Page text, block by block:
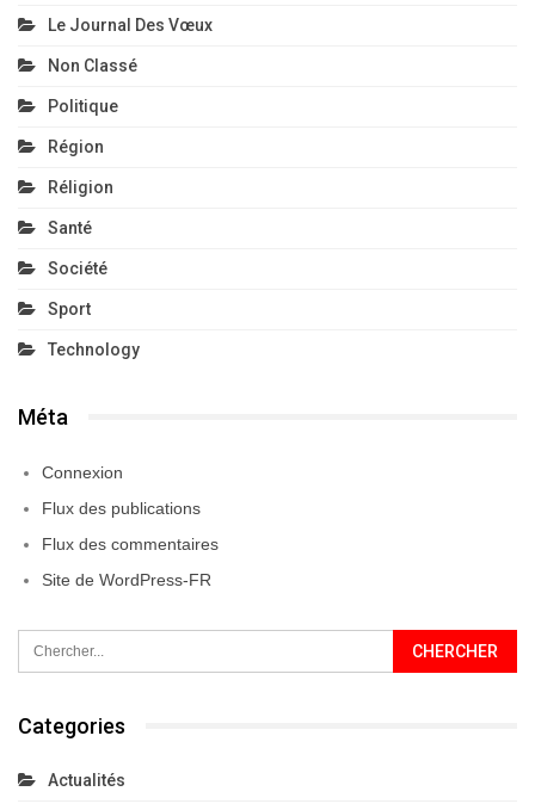
Le Journal Des Vœux
Non Classé
Politique
Région
Réligion
Santé
Société
Sport
Technology
Méta
Connexion
Flux des publications
Flux des commentaires
Site de WordPress-FR
Categories
Actualités